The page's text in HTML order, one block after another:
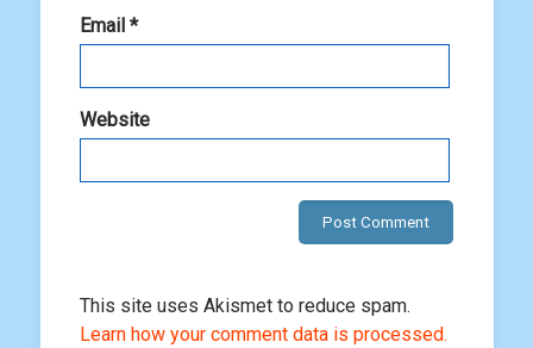
Email *
Website
This site uses Akismet to reduce spam.
Learn how your comment data is processed.